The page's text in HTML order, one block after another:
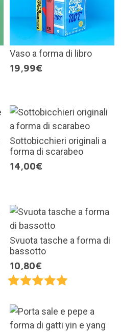
Vaso a forma di libro
19,99€
Sottobicchieri originali a
forma di scarabeo
14,00€
Svuota tasche a forma di
bassotto
10,80€